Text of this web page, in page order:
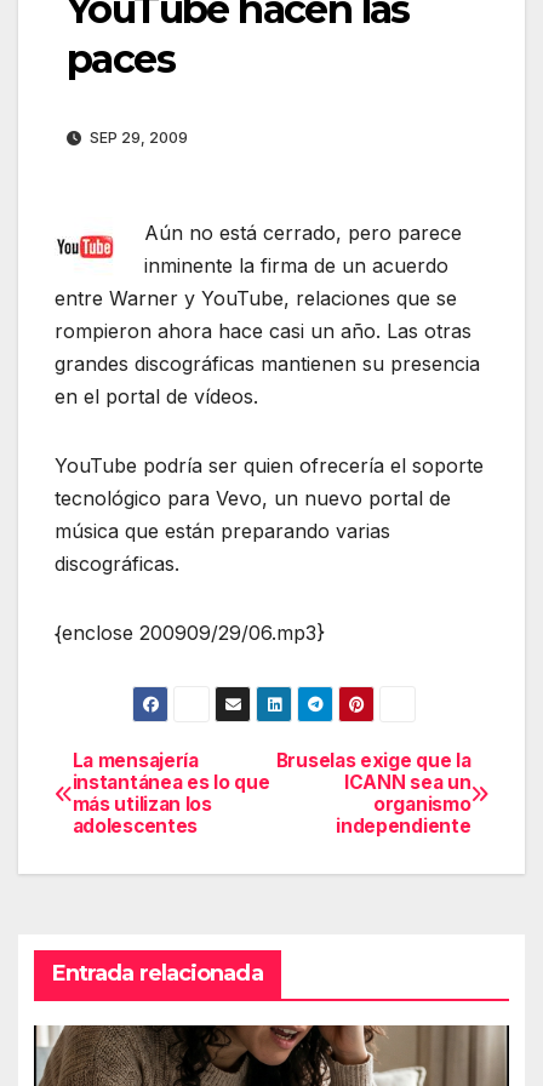
YouTube hacen las
paces
SEP 29, 2009
Aún no está cerrado, pero parece
inminente la firma de un acuerdo
entre Warner y YouTube, relaciones que se
rompieron ahora hace casi un año. Las otras
grandes discográficas mantienen su presencia
en el portal de vídeos.
YouTube podría ser quien ofrecería el soporte
tecnológico para Vevo, un nuevo portal de
música que están preparando varias
discográficas.
{enclose 200909/29/06.mp3}
Navegación
de
entradas
Bruselas exige que la
ICANN sea un
organismo
independiente
La mensajería
instantánea es lo que
más utilizan los
adolescentes
Entrada relacionada